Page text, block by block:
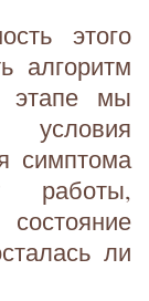
этого
алгоритм
этапе мы
симптома
работы,
ли